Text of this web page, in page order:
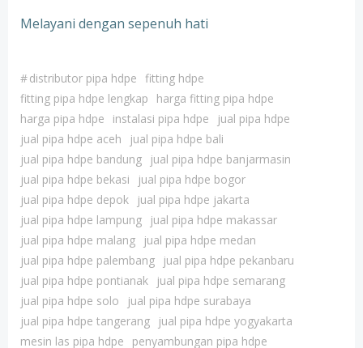
Melayani dengan sepenuh hati
#distributor pipa hdpe fitting hdpe
fitting pipa hdpe lengkap
harga fitting pipa hdpe
harga pipa hdpe
instalasi pipa hdpe
jual pipa hdpe
jual pipa hdpe aceh
jual pipa hdpe bali
jual pipa hdpe bandung
jual pipa hdpe banjarmasin
jual pipa hdpe bekasi
jual pipa hdpe bogor
jual pipa hdpe depok
jual pipa hdpe jakarta
jual pipa hdpe lampung
jual pipa hdpe makassar
jual pipa hdpe malang
jual pipa hdpe medan
jual pipa hdpe palembang
jual pipa hdpe pekanbaru
jual pipa hdpe pontianak
jual pipa hdpe semarang
jual pipa hdpe solo
jual pipa hdpe surabaya
jual pipa hdpe tangerang
jual pipa hdpe yogyakarta
mesin las pipa hdpe
penyambungan pipa hdpe